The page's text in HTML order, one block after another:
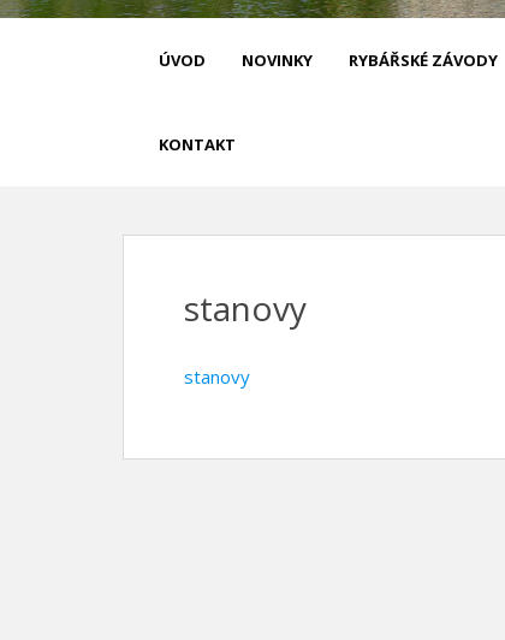
Rybáři Čáslav
ÚVOD NOVINKY RYBÁŘSKÉ ZÁVODY
KONTAKT
stanovy
stanovy